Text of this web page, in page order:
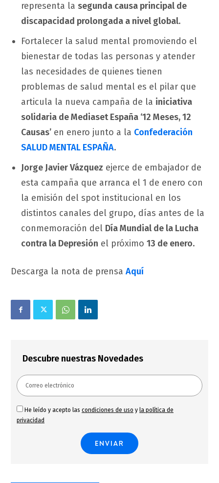
representa la segunda causa principal de
discapacidad prolongada a nivel global.
Fortalecer la salud mental promoviendo el
bienestar de todas las personas y atender
las necesidades de quienes tienen
problemas de salud mental es el pilar que
articula la nueva campaña de la iniciativa
solidaria de Mediaset España ‘12 Meses, 12
Causas’ en enero junto a la Confederación
SALUD MENTAL ESPAÑA.
Jorge Javier Vázquez ejerce de embajador de
esta campaña que arranca el 1 de enero con
la emisión del spot institucional en los
distintos canales del grupo, días antes de la
conmemoración del Día Mundial de la Lucha
contra la Depresión el próximo 13 de enero.
Descarga la nota de prensa Aquí
Descubre nuestras Novedades
He leído y acepto las condiciones de uso y la política de
privacidad